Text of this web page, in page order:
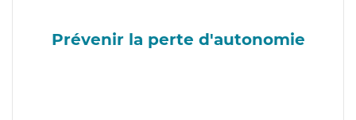
Prévenir la perte d'autonomie